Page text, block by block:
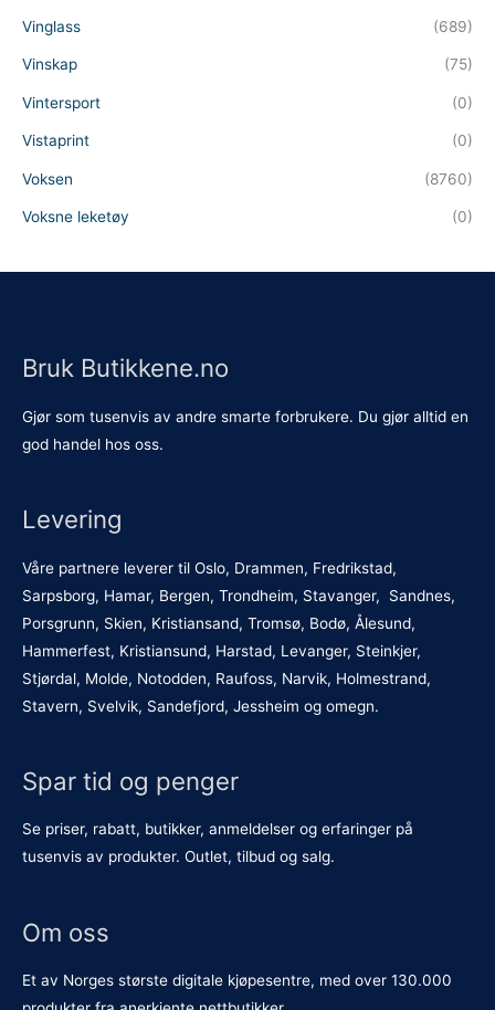
Vinglass (689)
Vinskap (75)
Vintersport (0)
Vistaprint (0)
Voksen (8760)
Voksne leketøy (0)
Bruk Butikkene.no
Gjør som tusenvis av andre smarte forbrukere. Du gjør alltid en
god handel hos oss.
Levering
Våre partnere leverer til Oslo, Drammen, Fredrikstad,
Sarpsborg, Hamar, Bergen, Trondheim, Stavanger, Sandnes,
Porsgrunn, Skien, Kristiansand, Tromsø, Bodø, Ålesund,
Hammerfest, Kristiansund, Harstad, Levanger, Steinkjer,
Stjørdal, Molde, Notodden, Raufoss, Narvik, Holmestrand,
Stavern, Svelvik, Sandefjord, Jessheim og omegn.
Spar tid og penger
Se priser, rabatt, butikker, anmeldelser og erfaringer på
tusenvis av produkter. Outlet, tilbud og salg.
Om oss
Et av Norges største digitale kjøpesentre, med over 130.000